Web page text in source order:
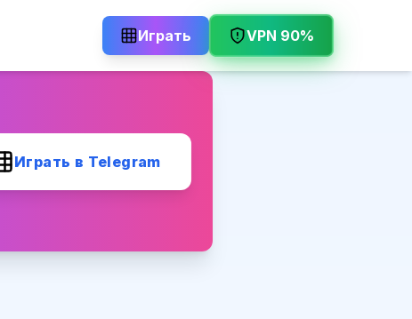
Играть VPN 90%
Играть в Telegram